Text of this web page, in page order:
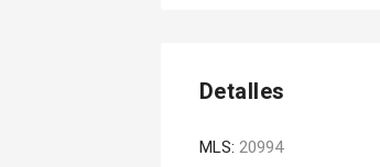
Detalles
MLS: 20994